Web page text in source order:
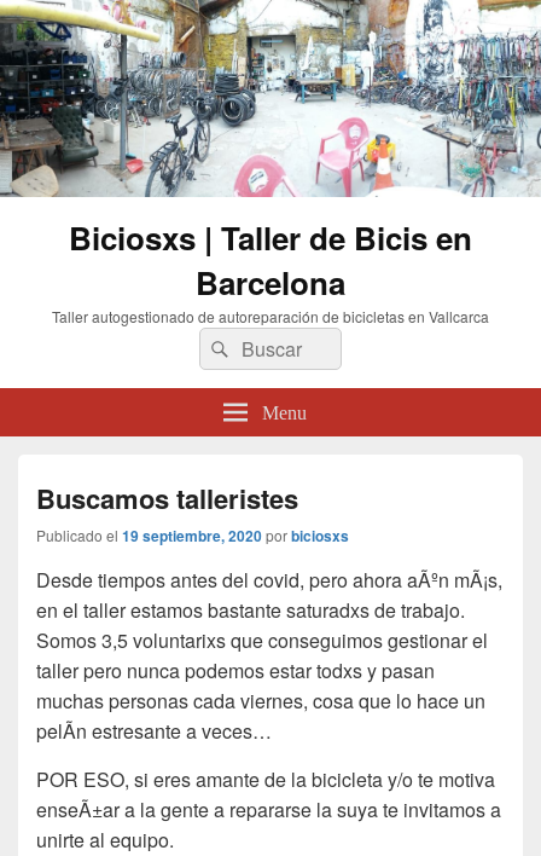
Biciosxs | Taller de Bicis en
Barcelona
Taller autogestionado de autoreparación de bicicletas en Vallcarca
Buscar
por:
Buscar
Menu
Buscamos talleristes
Publicado el 19 septiembre, 2020porbiciosxs
Desde tiempos antes del covid, pero ahora aÃºn mÃ¡s,
en el taller estamos bastante saturadxs de trabajo.
Somos 3,5 voluntarixs que conseguimos gestionar el
taller pero nunca podemos estar todxs y pasan
muchas personas cada viernes, cosa que lo hace un
pelÃ­n estresante a veces…
POR ESO, si eres amante de la bicicleta y/o te motiva
enseÃ±ar a la gente a repararse la suya te invitamos a
unirte al equipo.